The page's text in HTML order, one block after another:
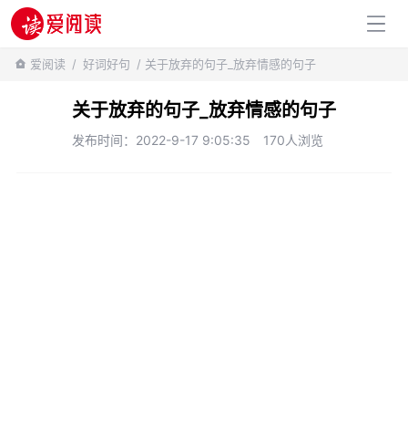
百科知识
爱阅读 / 好词好句 / 关于放弃的句子_放弃情感的句子
关于放弃的句子_放弃情感的句子
发布时间：2022-9-17 9:05:35 170人浏览